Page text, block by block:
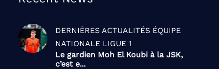
DERNIÈRES ACTUALITÉS ÉQUIPE
NATIONALE LIGUE 1
Le gardien Moh El Koubi à la JSK,
c’est e...